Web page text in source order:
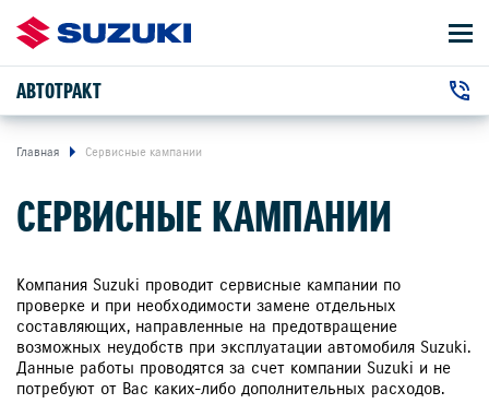
АВТОТРАКТ
24 М
Сервис:
+7 (4922) 47-24-24
АВТОМОБИЛИ
ВЛАДЕЛЬЦАМ
ПРЕДЛОЖЕНИЯ
О КОМПАНИИ
КОНТАКТЫ
НОВОСТИ
Главная Сервисные кампании
СЕРВИСНЫЕ КАМПАНИИ
Компания Suzuki проводит сервисные кампании по
проверке и при необходимости замене отдельных
составляющих, направленные на предотвращение
возможных неудобств при эксплуатации автомобиля Suzuki.
Данные работы проводятся за счет компании Suzuki и не
потребуют от Вас каких-либо дополнительных расходов.